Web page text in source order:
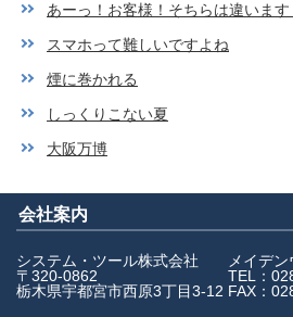
あーっ！お客様！そちらは違います
スマホって難しいですよね
煙に巻かれる
しっくりこない夏
大阪万博
会社案内
システム・ツール株式会社
〒320-0862
栃木県宇都宮市西原3丁目3-12
メイデ
TEL：
FAX：